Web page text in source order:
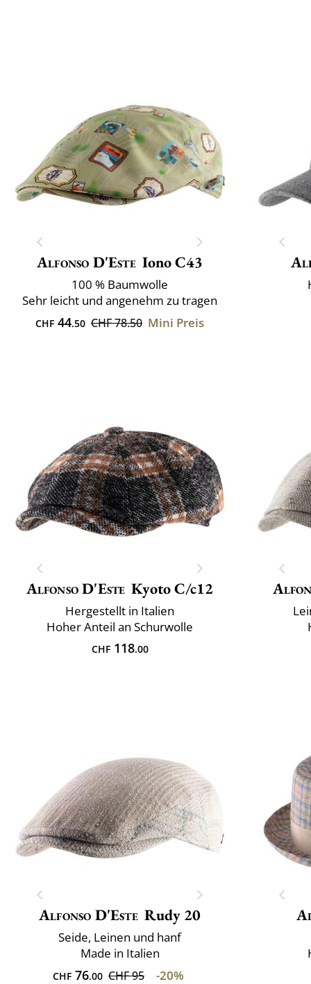
Alfonso D'Este Iono C43
100 % Baumwolle
Sehr leicht und angenehm zu tragen
CHF 44.50 CHF 78.50 Mini Preis
Alfonso D'Este Kyoto C/c12
Hergestellt in Italien
Hoher Anteil an Schurwolle
CHF118.00
Alfonso D'Este Rudy 20
Seide, Leinen und hanf
Made in Italien
CHF 76.00 CHF 95 -20%